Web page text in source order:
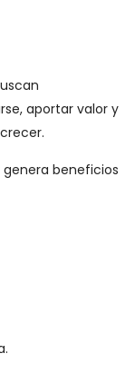
aportar valor y
beneficios